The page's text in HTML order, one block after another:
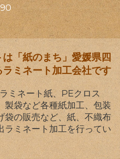
「紙のまち」愛媛県四
ラミネート加工会社です
ミネート紙、PEクロス
製袋など各種紙加工、包装
袋の販売など、紙、不織布
ラミネート加工を行ってい